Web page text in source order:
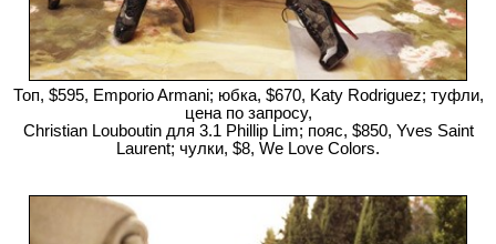
Топ, $595, Emporio Armani; юбка, $670, Katy Rodriguez; туфли,
цена по запросу,
Christian Louboutin для 3.1 Phillip Lim; пояс, $850, Yves Saint
Laurent; чулки, $8, We Love Colors.